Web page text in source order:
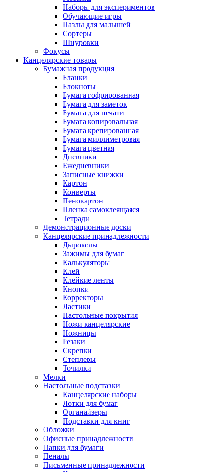
Наборы для экспериментов
Обучающие игры
Пазлы для малышей
Сортеры
Шнуровки
Фокусы
Канцелярские товары
Бумажная продукция
Бланки
Блокноты
Бумага гофрированная
Бумага для заметок
Бумага для печати
Бумага копировальная
Бумага крепированная
Бумага миллиметровая
Бумага цветная
Дневники
Ежедневники
Записные книжки
Картон
Конверты
Пенокартон
Пленка самоклеящаяся
Тетради
Демонстрационные доски
Канцелярские принадлежности
Дыроколы
Зажимы для бумаг
Калькуляторы
Клей
Клейкие ленты
Кнопки
Корректоры
Ластики
Настольные покрытия
Ножи канцелярские
Ножницы
Резаки
Скрепки
Степлеры
Точилки
Мелки
Настольные подставки
Канцелярские наборы
Лотки для бумаг
Органайзеры
Подставки для книг
Обложки
Офисные принадлежности
Папки для бумаги
Пеналы
Письменные принадлежности